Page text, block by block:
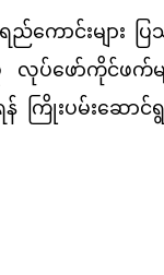
ာင်းများ ပြ
ပ်ဖော်ကိုင်ဖက်မ
ြိုးပမ်းဆောင်ရွ